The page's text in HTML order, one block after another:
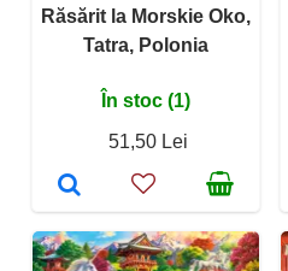
Răsărit la Morskie Oko,
Tatra, Polonia
În stoc (1)
51,50 Lei